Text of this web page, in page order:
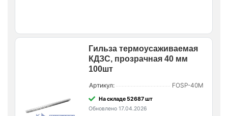
Гильза термоусаживаемая
КДЗС, прозрачная 40 мм
100шт
Артикул: FOSP-40M
На складе 52687 шт
Обновлено 17.04.2026